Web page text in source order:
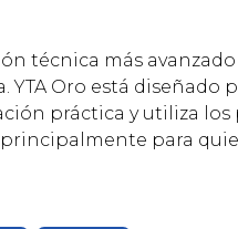
técnica más
YTA Oro está diseñado
práctica y utiliza
para